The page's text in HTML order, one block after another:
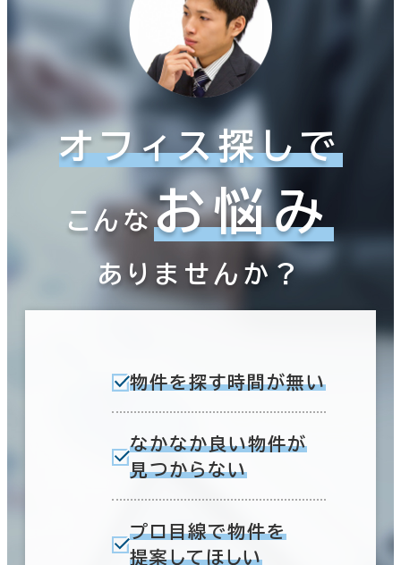
オフィス探しで
こんなお悩み
ありませんか？
物件を探す時間が無い
なかなか良い物件が
見つからない
プロ目線で物件を
提案してほしい